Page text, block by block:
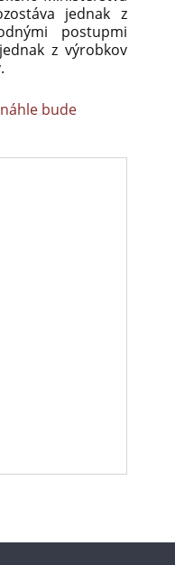
jednak z
postupmi
z výrobkov
bude